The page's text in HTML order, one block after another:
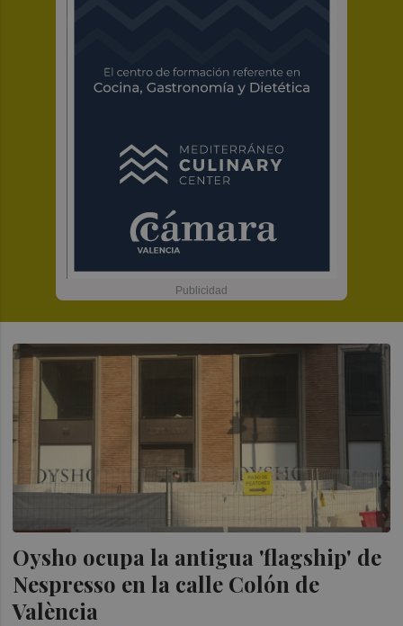
Oysho ocupa la antigua 'flagship' de
Nespresso en la calle Colón de
València